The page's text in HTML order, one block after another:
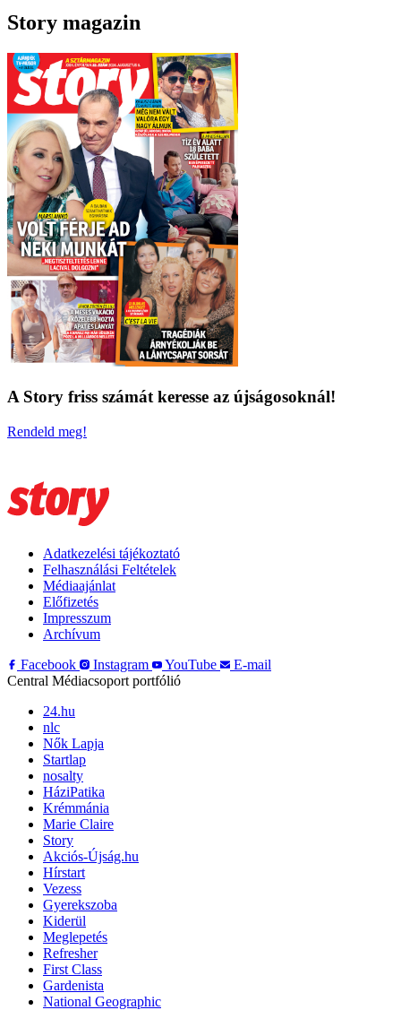
Story magazin
A Story friss számát keresse az újságosoknál!
Rendeld meg!
Adatkezelési tájékoztató
Felhasználási Feltételek
Médiaajánlat
Előfizetés
Impresszum
Archívum
Facebook
Instagram YouTube
E-mail
Central Médiacsoport portfólió
24.hu
nlc
Nők Lapja
Startlap
nosalty
HáziPatika
Krémmánia
Marie Claire
Story
Akciós-Újság.hu
Hírstart
Vezess
Gyerekszoba
Kiderül
Meglepetés
Refresher
First Class
Gardenista
National Geographic